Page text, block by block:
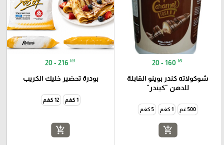
20 - 160 ₪
شوكولاته كندر بوينو القابلة
للدهن "كيندر"
500 غم 1 كغم 5 كغم
add_shopping_cart
20 - 216 ₪
بودرة تحضير خليك الكريب
1 كغم 12 كغم
add_shopping_cart